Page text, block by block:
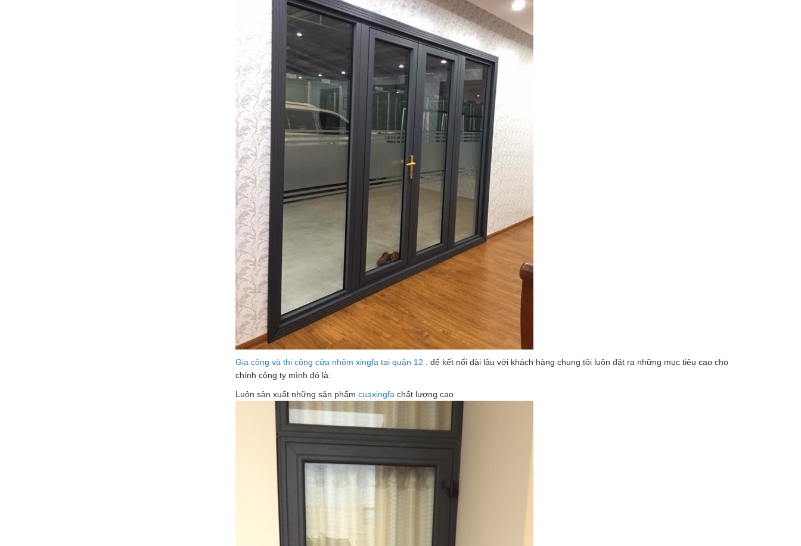
Gia công và thi công cửa nhôm xingfa tại quận 12 . để kết nối dài lâu với khách hàng chung tôi luôn đặt ra những mục tiêu cao cho
chính công ty mình đó là:
Luôn sản xuất những sản phẩm cuaxingfa chất lượng cao